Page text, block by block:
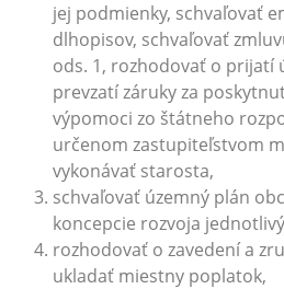
jej podmienky, schvaľovať
dlhopisov, schvaľovať
ods. 1, rozhodovať o prijatí
prevzatí záruky za
výpomoci zo štátneho
určenom zastupiteľstvom
vykonávať starosta,
schvaľovať územný plán
koncepcie rozvoja
rozhodovať o zavedení a
ukladať miestny poplatok,